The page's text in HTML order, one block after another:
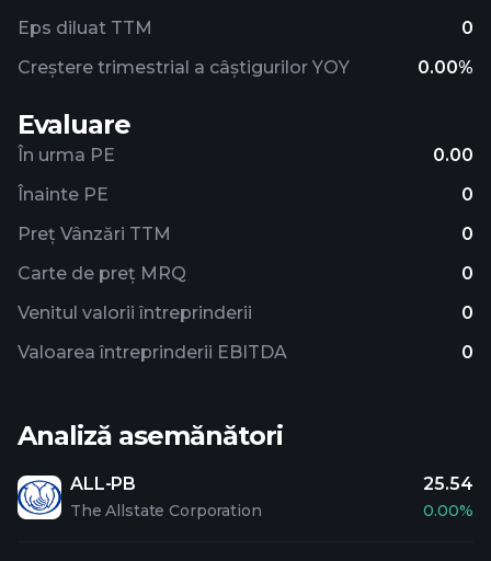
Eps diluat TTM
0
Creștere trimestrial a câștigurilor YOY
0.00%
Evaluare
În urma PE
0.00
Înainte PE
0
Preț Vânzări TTM
0
Carte de preț MRQ
0
Venitul valorii întreprinderii
0
Valoarea întreprinderii EBITDA
0
Analiză asemănători
ALL-PB
The Allstate Corporation
25.54
0.00%